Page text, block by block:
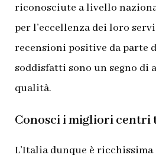
riconosciute a livello
per l’eccellenza dei loro
recensioni positive da parte
soddisfatti sono un segno di
qualità.
Conosci i migliori
L’Italia dunque è